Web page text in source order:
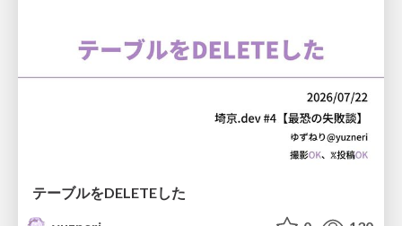
テーブルをDELETEした